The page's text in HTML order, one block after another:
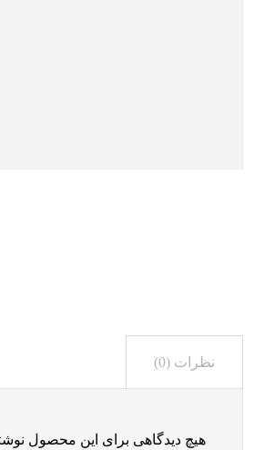
نظرات (0)
هیچ دیدگاهی برای این محصول